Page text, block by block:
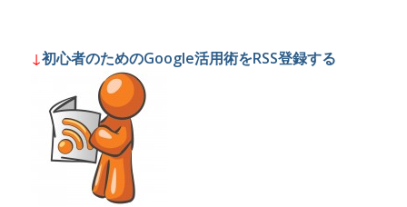
↓初心者のためのGoogle活用術をRSS登録する